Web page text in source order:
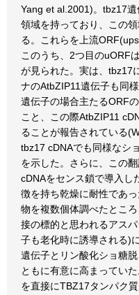
Yang et al.2001)。tbz17
領域を持っており、この
る。これらを上流
このうち、2つ目のuORF
が見られた。実は、tbz17
ナのAtbZIP11遺伝子も同
遺伝子の場合主たるORF
こと、この際AtbZIP11
ることが報告されている
tbz17 cDNAでも同様なシ
を示した。さらに、この
cDNAをセンス鎖で導入し
徴を持ち乾燥に耐性であ
物を複数個体調べたとこ
接の標的と思われるアス
子も老化時に誘導される)
遺伝子とリン酸化ショ糖
ともに有意に高まってい
を直接にTBZ17タンパク